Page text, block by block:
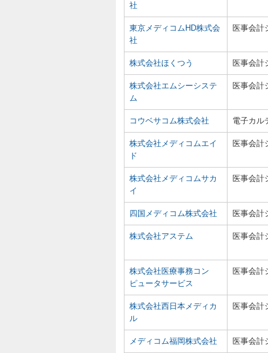
社
東京メディコムHD株式会
社
医事会計
株式会社ほくつう 医事会計
株式会社エムシーシステ
ム
医事会計
コウベサコム株式会社 電子カル
株式会社メディコムエイ
ド
医事会計
株式会社メディコムサカ
イ
医事会計
四国メディコム株式会社 医事会計
株式会社アステム 医事会計
株式会社医療事務コン
ピュータサービス
医事会計
株式会社西日本メディカ
ル
医事会計
メディコム福岡株式会社 医事会計